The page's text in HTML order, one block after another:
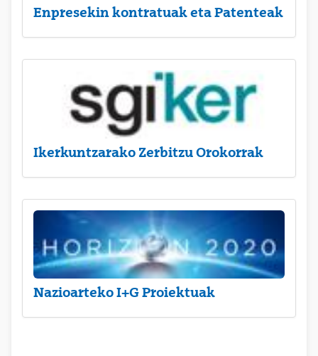
Enpresekin kontratuak eta Patenteak
Ikerkuntzarako Zerbitzu Orokorrak
Nazioarteko I+G Proiektuak